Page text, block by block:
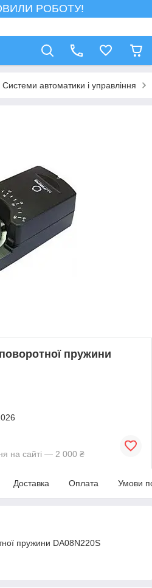
РОБОТУ!
Системи автоматики і управління
пружини
на сайті — 2 000 ₴
Доставка Оплата Умови
пружини DA08N220S